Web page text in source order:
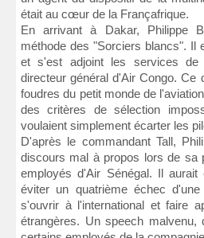
était au cœur de la Françafrique.
En arrivant à Dakar, Philippe
méthode des "Sorciers blancs". Il
et s'est adjoint les services de
directeur général d'Air Congo. Ce
foudres du petit monde de
des critères de sélection
voulaient simplement écarter les
D'après le commandant Tall,
discours mal à propos lors de sa
employés d'Air Sénégal. Il aurait
éviter un quatrième échec d'une
s'ouvrir à l'international et faire
étrangères. Un speech malvenu,